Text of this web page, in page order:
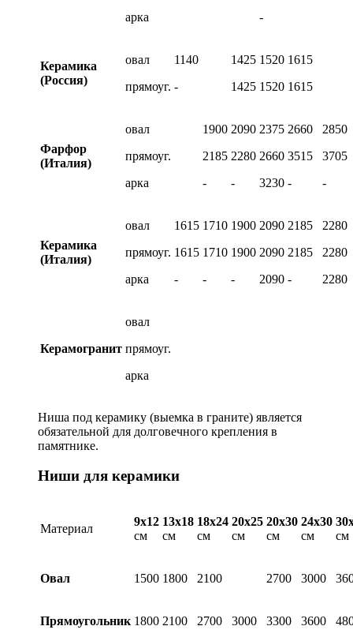
арка
-
Керамика
(Россия)
овал
прямоуг.
1140
-
1425
1425
1520
1520
1615
1615
Фарфор
(Италия)
овал
прямоуг.
арка
1900
2185
-
2090
2280
-
2375
2660
3230
2660
3515
-
2850
3705
-
Керамика
(Италия)
овал
прямоуг.
арка
1615
1615
-
1710
1710
-
1900
1900
-
2090
2090
2090
2185
2185
-
2280
2280
2280
Керамогранит
овал
прямоуг.
арка
Ниша под керамику (выемка в граните) является
обязательной для долговечного крепления в
памятнике.
Ниши для керамики
Материал
9х12
см
13х18
см
18х24
см
20х25
см
20х30
см
24х30
см
см
Овал 1500 1800 2100 2700 3000
Прямоугольник 1800 2100 2700 3000 3300 3600